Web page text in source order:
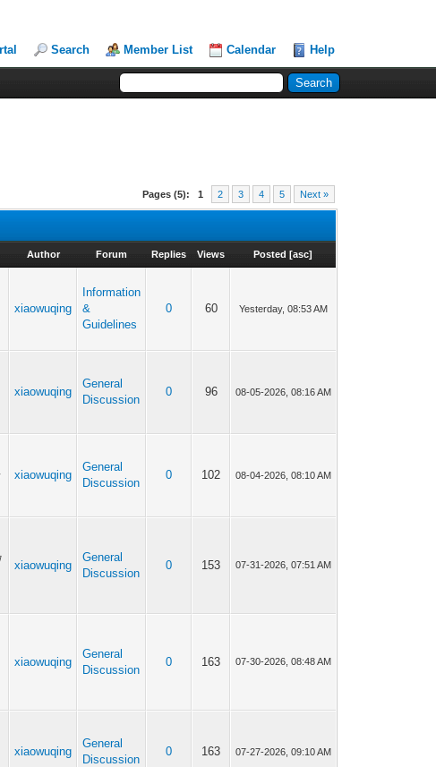
Search Member List Calendar Help
Pages (5): 1 2 3 4 5 Next »
Author Forum Replies Views Posted [asc]
xiaowuqing
Information
&
Guidelines
0 60 Yesterday, 08:53 AM
xiaowuqing
General
Discussion
0 96 08-05-2026, 08:16 AM
xiaowuqing
General
Discussion
0 102 08-04-2026, 08:10 AM
xiaowuqing
General
Discussion
0 153 07-31-2026, 07:51 AM
xiaowuqing
General
Discussion
0 163 07-30-2026, 08:48 AM
xiaowuqing
General
Discussion
0 163 07-27-2026, 09:10 AM